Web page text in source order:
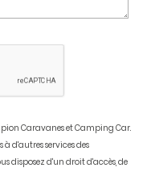
Caravanes et Camping Car.
d'autres services des
disposez d'un droit d'accès, de